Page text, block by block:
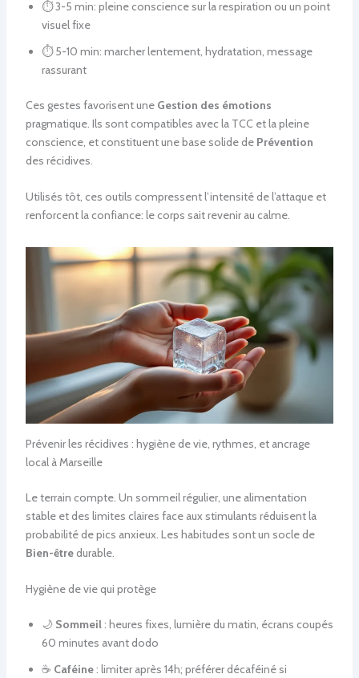
⏱️ 3-5 min: pleine conscience sur la respiration ou un point
visuel fixe
⏱️ 5-10 min: marcher lentement, hydratation, message
rassurant
Ces gestes favorisent une Gestion des émotions
pragmatique. Ils sont compatibles avec la TCC et la pleine
conscience, et constituent une base solide de Prévention
des récidives.
Utilisés tôt, ces outils compressent l’intensité de l’attaque et
renforcent la confiance: le corps sait revenir au calme.
Prévenir les récidives : hygiène de vie, rythmes, et ancrage
local à Marseille
Le terrain compte. Un sommeil régulier, une alimentation
stable et des limites claires face aux stimulants réduisent la
probabilité de pics anxieux. Les habitudes sont un socle de
Bien-êtredurable.
Hygiène de vie qui protège
🌙 Sommeil: heures fixes, lumière du matin, écrans coupés
60 minutes avant dodo
☕ Caféine: limiter après 14h; préférer décaféiné si